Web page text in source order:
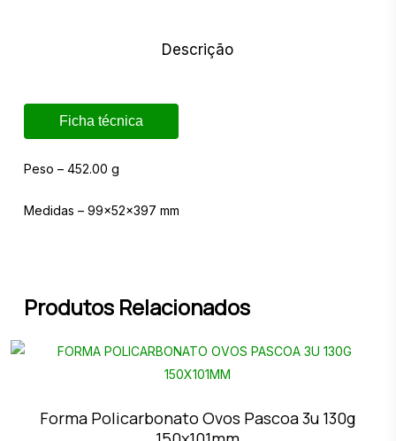
Descrição
Ficha técnica
Peso – 452.00 g
Medidas – 99x52x397 mm
Produtos Relacionados
Forma Policarbonato Ovos Pascoa 3u 130g